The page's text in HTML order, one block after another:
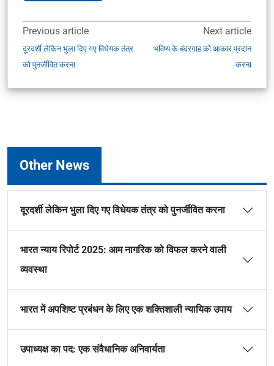
Previous article
दूरदर्शी लेकिन भुला दिए गए विधेयक तंत्र
को पुनर्जीवित करना
Next article
भविष्य के बंदरगाह को आकार प्रदान
करना
Other News
दूरदर्शी लेकिन भुला दिए गए विधेयक तंत्र को पुनर्जीवित करना
भारत न्याय रिपोर्ट 2025: आम नागरिक को विफल करने वाली
व्यवस्था
भारत में अपशिष्ट प्रबंधन के लिए एक शक्तिशाली न्यायिक उपाय
उपाध्यक्ष का पद: एक संवैधानिक अनिवार्यता